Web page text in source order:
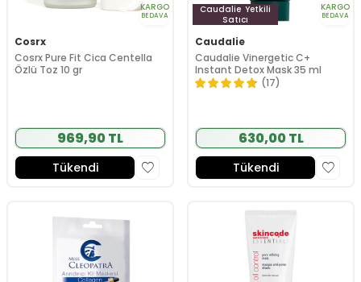
KARGO
BEDAVA
Cosrx
Cosrx Pure Fit Cica Centella
Özlü Toz 10 gr
969,90 TL
Tükendi
Caudalie Yetkili
Satıcı
KARGO
BEDAVA
Caudalie
Caudalie Vinergetic C+
Instant Detox Mask 35 ml
(17)
630,00 TL
Tükendi